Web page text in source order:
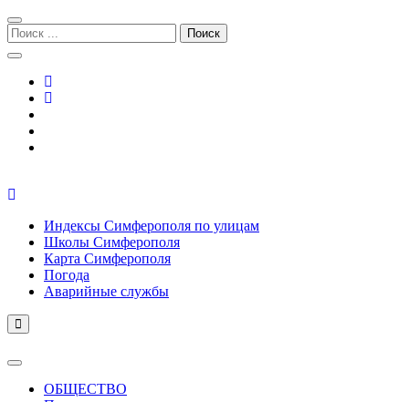
Перейти
к
навигации
Перейти
к
содержимому
Поиск:
Индексы Симферополя по улицам
Школы Симферополя
Карта Симферополя
Погода
Аварийные службы
ОБЩЕСТВО